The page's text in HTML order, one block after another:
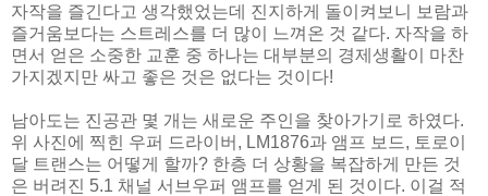
자작을 즐긴다고 생각했었는데 진지하게 돌이켜보니 보람과
즐거움보다는 스트레스를 더 많이 느껴온 것 같다. 자작을 하
면서 얻은 소중한 교훈 중 하나는 대부분의 경제생활이 마찬
가지겠지만 싸고 좋은 것은 없다는 것이다!
남아도는 진공관 몇 개는 새로운 주인을 찾아가기로 하였다.
위 사진에 찍힌 우퍼 드라이버, LM1876과 앰프 보드, 토로이
달 트랜스는 어떻게 할까? 한층 더 상황을 복잡하게 만든 것
은 버려진 5.1 채널 서브우퍼 앰프를 얻게 된 것이다. 이걸 적